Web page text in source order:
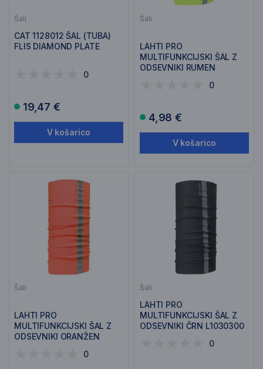
Šali
CAT 1128012 ŠAL (TUBA)
FLIS DIAMOND PLATE
0
19,47 €
V košarico
Šali
LAHTI PRO
MULTIFUNKCIJSKI ŠAL Z
ODSEVNIKI RUMEN
0
4,98 €
V košarico
Šali
LAHTI PRO
MULTIFUNKCIJSKI ŠAL Z
ODSEVNIKI ORANŽEN
0
Šali
LAHTI PRO
MULTIFUNKCIJSKI ŠAL Z
ODSEVNIKI ČRN L1030300
0